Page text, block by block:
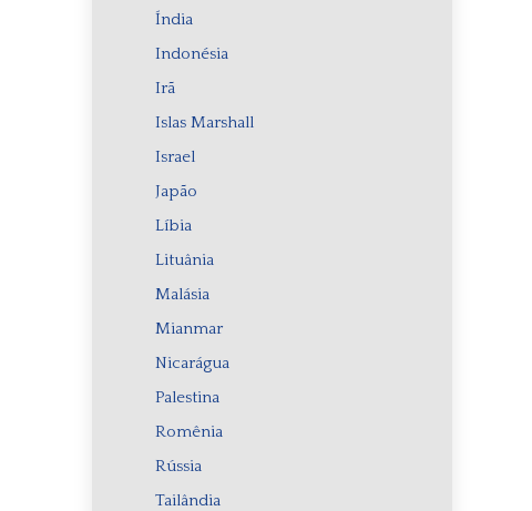
Índia
Indonésia
Irã
Islas Marshall
Israel
Japão
Líbia
Lituânia
Malásia
Mianmar
Nicarágua
Palestina
Romênia
Rússia
Tailândia